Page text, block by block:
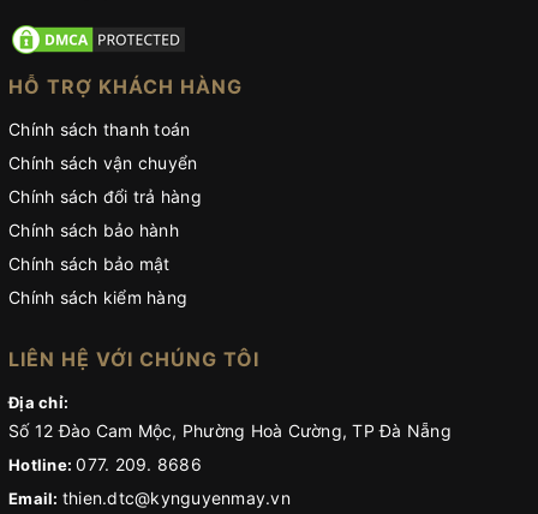
HỖ TRỢ KHÁCH HÀNG
Chính sách thanh toán
Chính sách vận chuyển
Chính sách đổi trả hàng
Chính sách bảo hành
Chính sách bảo mật
Chính sách kiểm hàng
LIÊN HỆ VỚI CHÚNG TÔI
Địa chỉ:
Số 12 Đào Cam Mộc, Phường Hoà Cường, TP Đà Nẵng
Hotline:077. 209. 8686
Email: thien.dtc@kynguyenmay.vn